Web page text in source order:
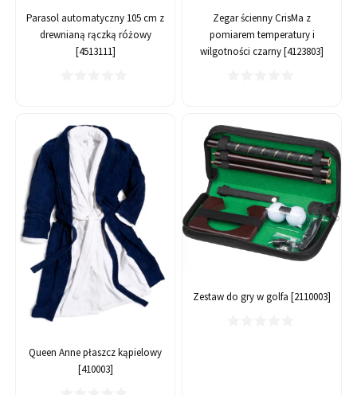
Parasol automatyczny 105 cm z
drewnianą rączką różowy
[4513111]
Zegar ścienny CrisMa z
pomiarem temperatury i
wilgotności czarny [4123803]
Queen Anne płaszcz kąpielowy
[410003]
Zestaw do gry w golfa [2110003]